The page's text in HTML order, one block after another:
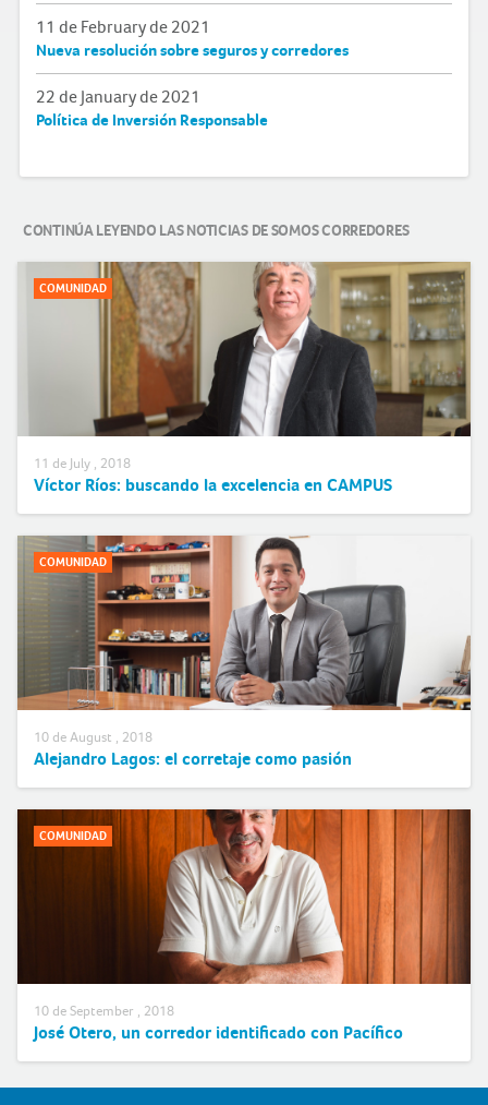
11 de February de 2021
Nueva resolución sobre seguros y corredores
22 de January de 2021
Política de Inversión Responsable
CONTINÚA LEYENDO LAS NOTICIAS DE SOMOS CORREDORES
COMUNIDAD
11 de July , 2018
Víctor Ríos: buscando la excelencia en CAMPUS
COMUNIDAD
10 de August , 2018
Alejandro Lagos: el corretaje como pasión
COMUNIDAD
10 de September , 2018
José Otero, un corredor identificado con Pacífico